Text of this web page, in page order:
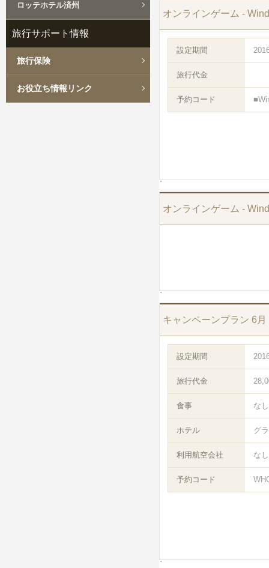
オンラインゲーム -
設定期間
旅行代金
予約コード
オンラインゲーム -
キャンペーンプラン 6月
設定期間
旅行代金
食事 な
ホテル グ
利用航空会社 な
予約コード
ロッテホテル済州
旅行サポート情報
旅行保険
お役立ち情報リンク